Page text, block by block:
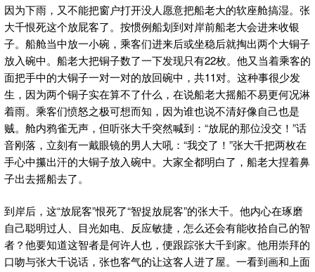
因为下雨，又不能把窗户打开没人愿意把船老大的软座舱搞湿。张
大千恨死这个放屁客了。按惯例船划到对岸前船老大会进来收银
子。船舱当中放一小碗，乘客们进来后或坐稳后就掏出两个大铜子
放入碗中。船老大把铜子数了一下发现只有22枚。他又当着乘客的
面把手中的大铜子一对一对的放回碗中，共11对。这种事很少发
生，因为两个铜子实在算不了什么，在说船老大摇船不易更何况淋
着雨。乘客们愤怒之极可想而知，因为谁也说不清好像自己也是
贼。舱内鸦雀无声，但听张大千突然喊到：“放屁的那位没交！”话
音刚落，立刻有一戴眼镜的男人大吼：“我交了！”张大千把两枚在
手心中攥出汗的大铜子放入碗中。大家全都明白了，船老大捏着鼻
子出去摇船去了。
到岸后，这“放屁客”恨死了“智捉放屁客”的张大千。他内心在琢磨
自己聪明过人、目光如电、反应敏捷，怎么还会有能收拾自己的智
者？他要知道这智者是何许人也，便跟踪张大千到家。他用崇拜的
口吻与张大千说话，张也客气的让这客人进了屋。一看到画和上面